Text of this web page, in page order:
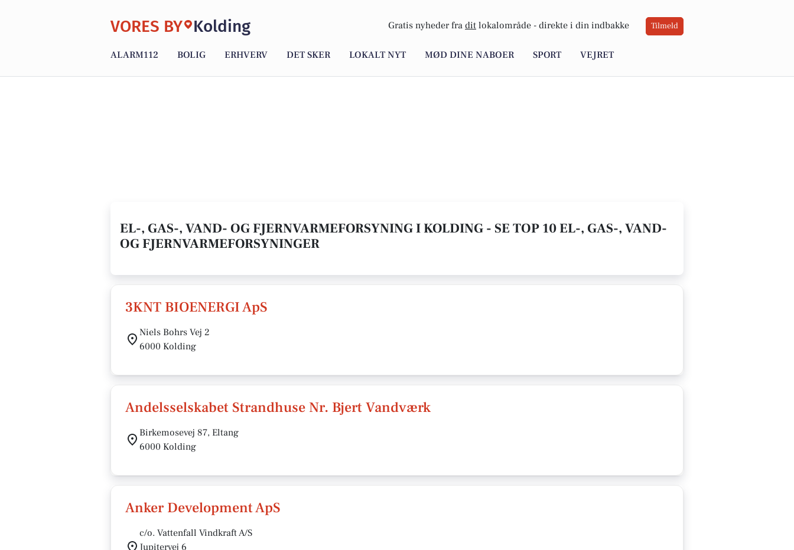
VORES BY Kolding Gratis nyheder fra dit lokalområde - direkte i din indbakke Tilmeld
ALARM112 BOLIG ERHVERV DET SKER LOKALT NYT MØD DINE NABOER SPORT VEJRET
EL-, GAS-, VAND- OG FJERNVARMEFORSYNING I KOLDING - SE TOP 10 EL-, GAS-, VAND-
OG FJERNVARMEFORSYNINGER
3KNT BIOENERGI ApS
Niels Bohrs Vej 2
6000 Kolding
Andelsselskabet Strandhuse Nr. Bjert Vandværk
Birkemosevej 87, Eltang
6000 Kolding
Anker Development ApS
c/o. Vattenfall Vindkraft A/S
Jupitervej 6